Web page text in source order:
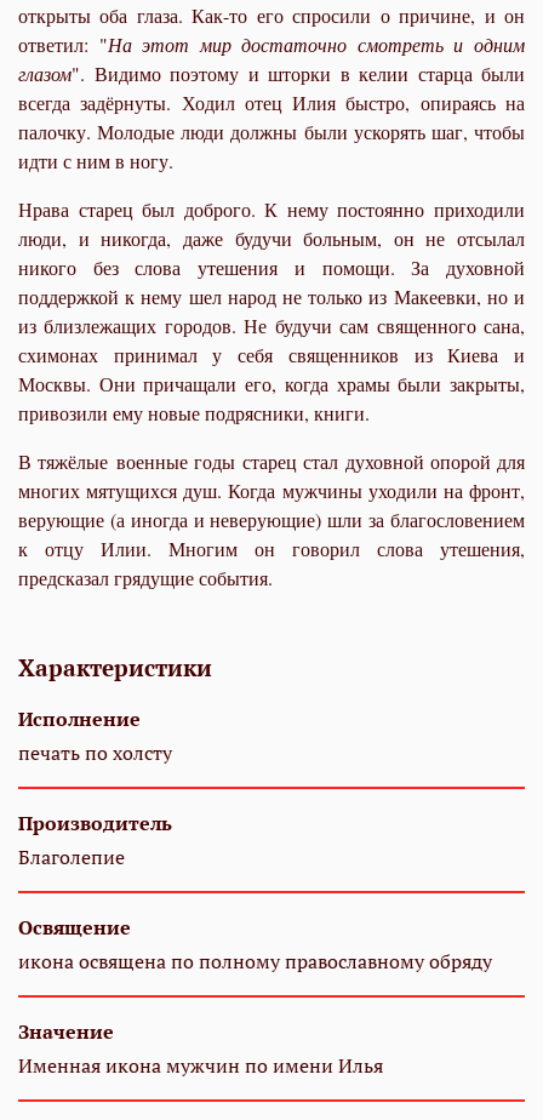
открыты оба глаза. Как-то его спросили о причине, и он
ответил: "На этот мир достаточно смотреть и одним
глазом". Видимо поэтому и шторки в келии старца были
всегда задёрнуты. Ходил отец Илия быстро, опираясь на
палочку. Молодые люди должны были ускорять шаг, чтобы
идти с ним в ногу.
Нрава старец был доброго. К нему постоянно приходили
люди, и никогда, даже будучи больным, он не отсылал
никого без слова утешения и помощи. За духовной
поддержкой к нему шел народ не только из Макеевки, но и
из близлежащих городов. Не будучи сам священного сана,
схимонах принимал у себя священников из Киева и
Москвы. Они причащали его, когда храмы были закрыты,
привозили ему новые подрясники, книги.
В тяжёлые военные годы старец стал духовной опорой для
многих мятущихся душ. Когда мужчины уходили на фронт,
верующие (а иногда и неверующие) шли за благословением
к отцу Илии. Многим он говорил слова утешения,
предсказал грядущие события.
Характеристики
Исполнение
печать по холсту
Производитель
Благолепие
Освящение
икона освящена по полному православному обряду
Значение
Именная икона мужчин по имени Илья